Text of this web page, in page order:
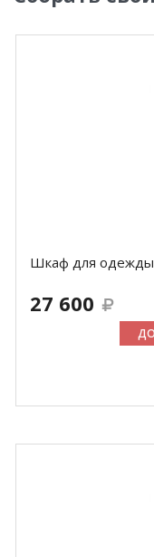
Шкаф для
27 600